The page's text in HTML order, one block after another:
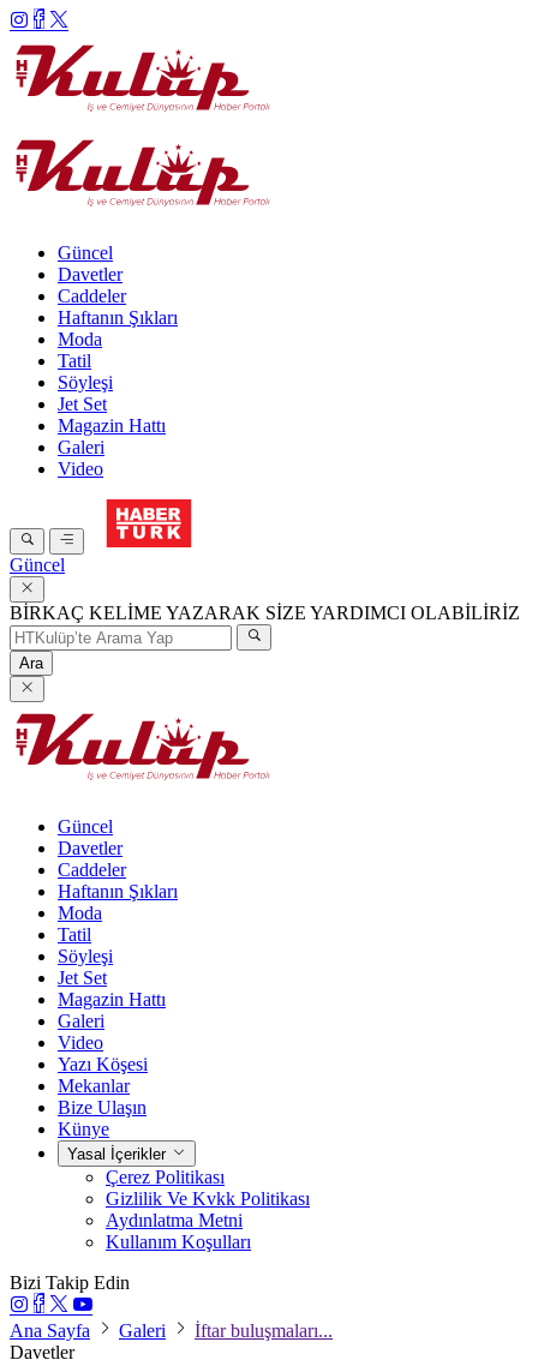
Güncel
Davetler
Caddeler
Haftanın Şıkları
Moda
Tatil
Söyleşi
Jet Set
Magazin Hattı
Galeri
Video
Güncel
BİRKAÇ KELİME YAZARAK SİZE YARDIMCI OLABİLİRİZ
Ara
Güncel
Davetler
Caddeler
Haftanın Şıkları
Moda
Tatil
Söyleşi
Jet Set
Magazin Hattı
Galeri
Video
Yazı Köşesi
Mekanlar
Bize Ulaşın
Künye
Yasal İçerikler
Çerez Politikası
Gizlilik Ve Kvkk Politikası
Aydınlatma Metni
Kullanım Koşulları
Bizi Takip Edin
Ana Sayfa Galeri
İftar buluşmaları...
Davetler